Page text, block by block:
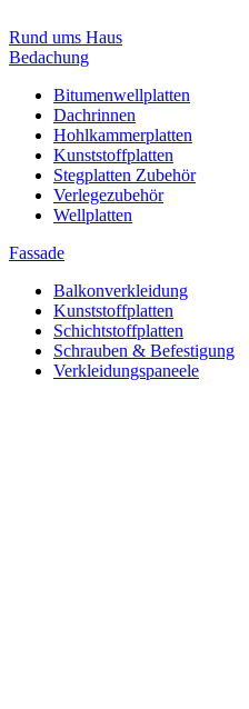
Rund ums Haus
Bedachung
Bitumenwellplatten
Dachrinnen
Hohlkammerplatten
Kunststoffplatten
Stegplatten Zubehör
Verlegezubehör
Wellplatten
Fassade
Balkonverkleidung
Kunststoffplatten
Schichtstoffplatten
Schrauben & Befestigung
Verkleidungspaneele